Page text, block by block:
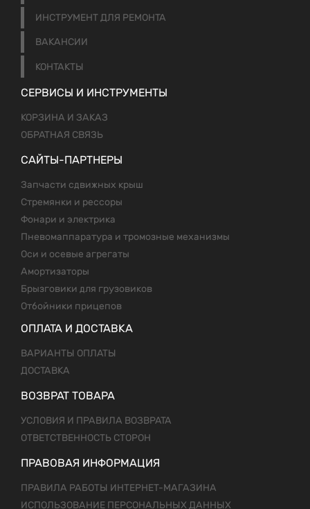
ИНСТРУМЕНТ ДЛЯ РЕМОНТА
ВАКАНСИИ
КОНТАКТЫ
СЕРВИСЫ И ИНСТРУМЕНТЫ
КОРЗИНА И ЗАКАЗ
ОБРАТНАЯ СВЯЗЬ
САЙТЫ-ПАРТНЕРЫ
Запчасти сдвижных крыш
Стремянки и рессоры
Фонари и электрика
Пневомаппаратура и тромозные механизмы
Оси и осевые агрегаты
Амортизаторы
Брызговики для грузовиков
Отбойники прицепов
ОПЛАТА И ДОСТАВКА
ВАРИАНТЫ ОПЛАТЫ
ДОСТАВКА
ВОЗВРАТ ТОВАРА
УСЛОВИЯ И ПРАВИЛА ВОЗВРАТА
ОТВЕТСТВЕННОСТЬ СТОРОН
ПРАВОВАЯ ИНФОРМАЦИЯ
ПРАВИЛА РАБОТЫ ИНТЕРНЕТ-МАГАЗИНА
ИСПОЛЬЗОВАНИЕ ПЕРСОНАЛЬНЫХ ДАННЫХ